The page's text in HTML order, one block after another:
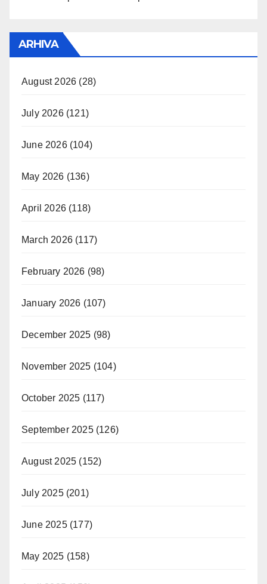
ARHIVA
August 2026 (28)
July 2026(121)
June 2026(104)
May 2026 (136)
April 2026 (118)
March 2026 (117)
February 2026 (98)
January 2026 (107)
December 2025 (98)
November 2025 (104)
October 2025 (117)
September 2025(126)
August 2025 (152)
July 2025(201)
June 2025(177)
May 2025 (158)